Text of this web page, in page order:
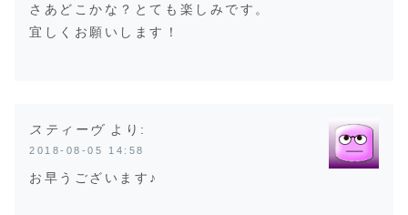
さあどこかな？とても楽しみです。
宜しくお願いします！
スティーヴ より:
2018-08-05 14:58
お早うございます♪